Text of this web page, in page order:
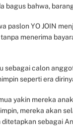
bagus bahwa,
paslon YO JOIN
menerima
calon
seperti era
yakin mereka
mereka akan
sebagai